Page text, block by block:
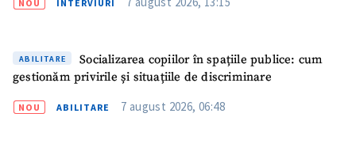
NOU INTERVIURI
ABILITARE
Socializarea copiilor în spațiile publice: cum
gestionăm privirile și situațiile de discriminare
NOU ABILITARE 7 august 2026, 06:48